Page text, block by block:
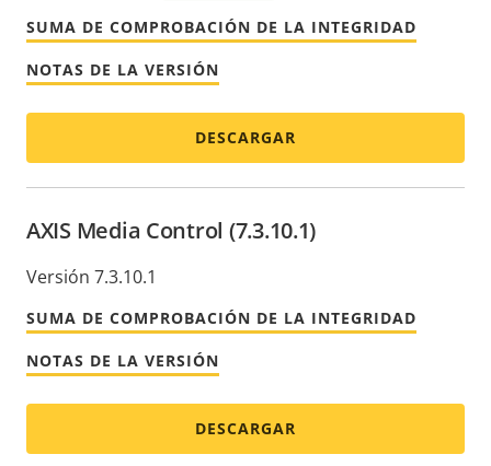
SUMA DE COMPROBACIÓN DE LA INTEGRIDAD
NOTAS DE LA VERSIÓN
DESCARGAR
AXIS Media Control (7.3.10.1)
Versión 7.3.10.1
SUMA DE COMPROBACIÓN DE LA INTEGRIDAD
NOTAS DE LA VERSIÓN
DESCARGAR